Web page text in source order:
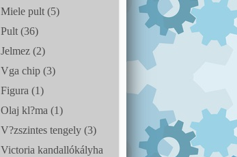
Miele pult (5)
Pult (36)
Jelmez (2)
Vga chip (3)
Figura (1)
Olaj kl?ma (1)
V?zszintes tengely (3)
Victoria kandallókályha